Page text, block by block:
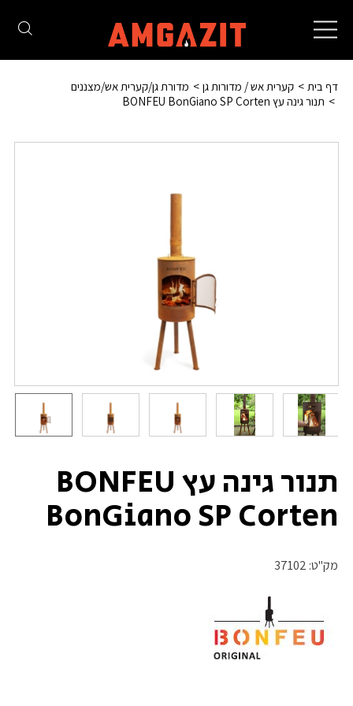
Toggle
navigation
דף בית קערית אש / מדורות גן
מדורת גן/קערית אש/מצננים
תנור גינה עץ BONFEU BonGiano SP Corten
תנור גינה עץ BONFEU
BonGiano SP Corten
מק"ט: 37102